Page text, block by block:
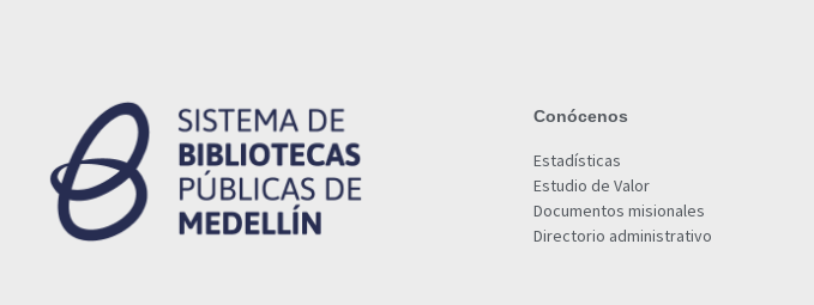
Conócenos
Estadísticas
Estudio de Valor
Documentos misionales
Directorio administrativo